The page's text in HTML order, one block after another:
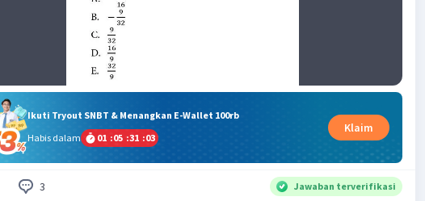
Ikuti Tryout SNBT & Menangkan E-Wallet 100rb
Habis dalam
01 :05 :31 :02
Klaim
3 Jawaban terverifikasi